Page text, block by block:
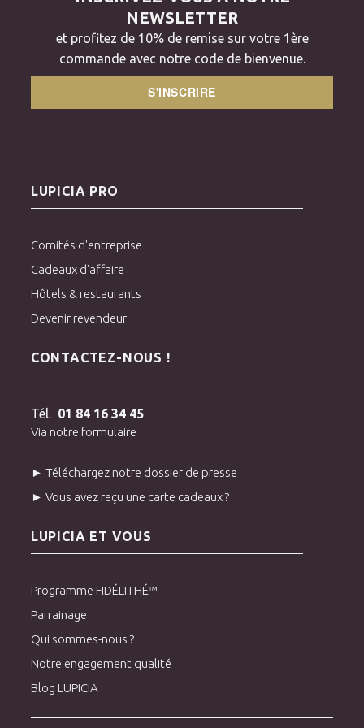
PAYSAGE DE PROVENCE
Un mélange apaisant évoquant le sud avec ses notes d'herbes
NEWSLETTER
et profitez de 10% de remise sur votre 1ère
commande avec notre code de bienvenue.
S'INSCRIRE
LUPICIA PRO
Comités d'entreprise
Cadeaux d'affaire
Hôtels & restaurants
Devenir revendeur
CONTACTEZ-NOUS !
Tél. 01 84 16 34 45
Via notre formulaire
► Téléchargez notre dossier de presse
► Vous avez reçu une carte cadeaux ?
LUPICIA ET VOUS
Programme FIDÉLITHÉ™
Parrainage
Qui sommes-nous ?
Notre engagement qualité
Blog LUPICIA